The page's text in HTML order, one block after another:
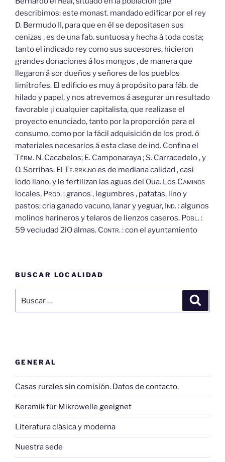
describimos: este monast. mandado edificar por el rey
D. Bermudo II, para que en él se depositasen sus
cenizas , es de una fab. suntuosa y hecha á toda costa;
tanto el indicado rey como sus sucesores, hicieron
grandes donaciones á los mongos , de manera que
llegaron á sor dueños y señores de los pueblos
limítrofes. El edificio es muy á propósito para fáb. de
hilado y papel, y nos atrevemos á asegurar un resultado
favorable ¡i cualquier capitalista, que realizase el
proyecto enunciado, tanto por la proporción para el
consumo, como por la fácil adquisición de los prod. ó
materiales necesarios á esta clase de ind. Confina el
Térm. N. Cacabelos; E. Camponaraya ; S. Carracedelo , y
O. Sorribas. El Tf.rrk.noes de mediana calidad , casi
lodo llano, y le fertilizan las aguas del Oua. Los Caminos
locales, Prod.: granos , legumbres , patatas, lino y
pastos; cria ganado vacuno, lanar y yeguar, Ind.: algunos
molinos harineros y telaros de lienzos caseros. Pobl.:
59 veciudad 2iO almas. Contr.: con el ayuntamiento
BUSCAR LOCALIDAD
por:
GENERAL
Casas rurales sin comisión. Datos de contacto.
Keramik für Mikrowelle geeignet
Literatura clásica y moderna
Nuestra sede